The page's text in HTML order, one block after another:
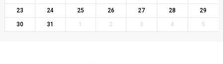
23
24 25 26 27 28
29
30
31 1 2 3 4 5